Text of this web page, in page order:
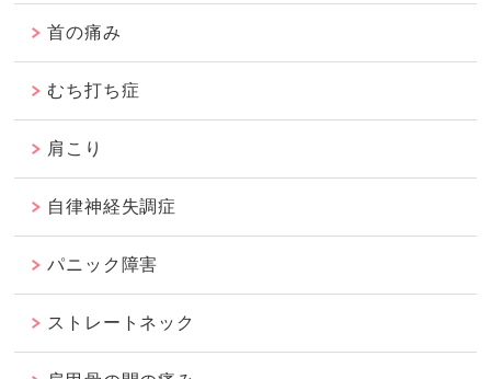
首の痛み
むち打ち症
肩こり
自律神経失調症
パニック障害
ストレートネック